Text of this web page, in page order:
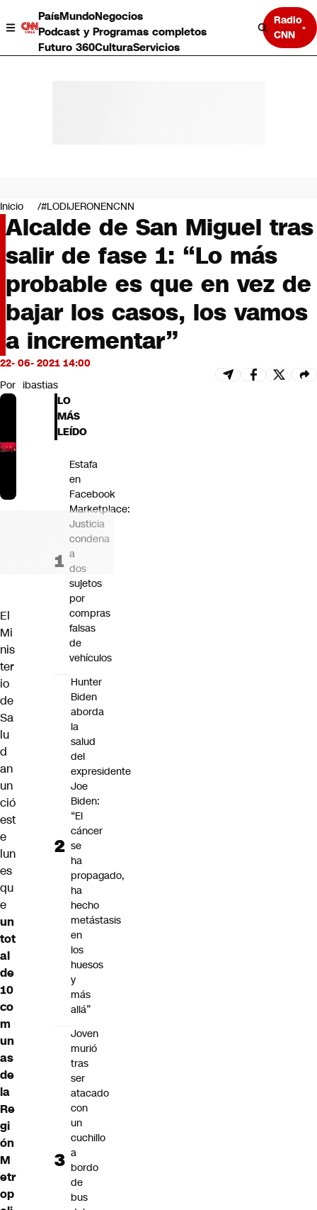
PaísMundoNegocios
Podcast y Programas completos
Futuro 360CulturaServicios
Radio
CNN
Negocios
Deportes
Programas completos
Cultura
Servicios
Bits
CNN tiempo
Futuro 360
Opinión
Inicio #LODIJERONENCNN
Alcalde de San Miguel tras
salir de fase 1: “Lo más
probable es que en vez de
bajar los casos, los vamos
a incrementar”
22- 06- 2021 14:00
Por ibastias
El
Mi
nis
ter
io
de
Sa
lu
d
an
un
ció
est
e
lun
es
qu
e
un
tot
al
de
10
co
m
un
as
de
la
Re
gi
ón
M
etr
op
LO
MÁS
LEÍDO
Estafa
en
Facebook
Marketplace:
Justicia
condena
a
dos
sujetos
por
compras
falsas
de
vehículos
Hunter
Biden
aborda
la
salud
del
expresidente
Joe
Biden:
“El
cáncer
se
ha
propagado,
ha
hecho
metástasis
en
los
huesos
y
más
allá”
Joven
murió
tras
ser
atacado
con
un
cuchillo
a
bordo
de
bus